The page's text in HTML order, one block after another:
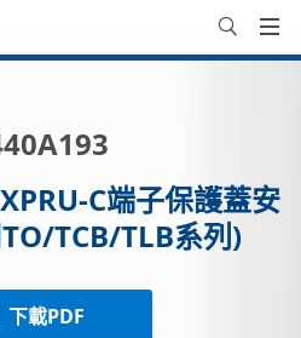
C端子保護蓋安
TCB/TLB系列)
下載PDF